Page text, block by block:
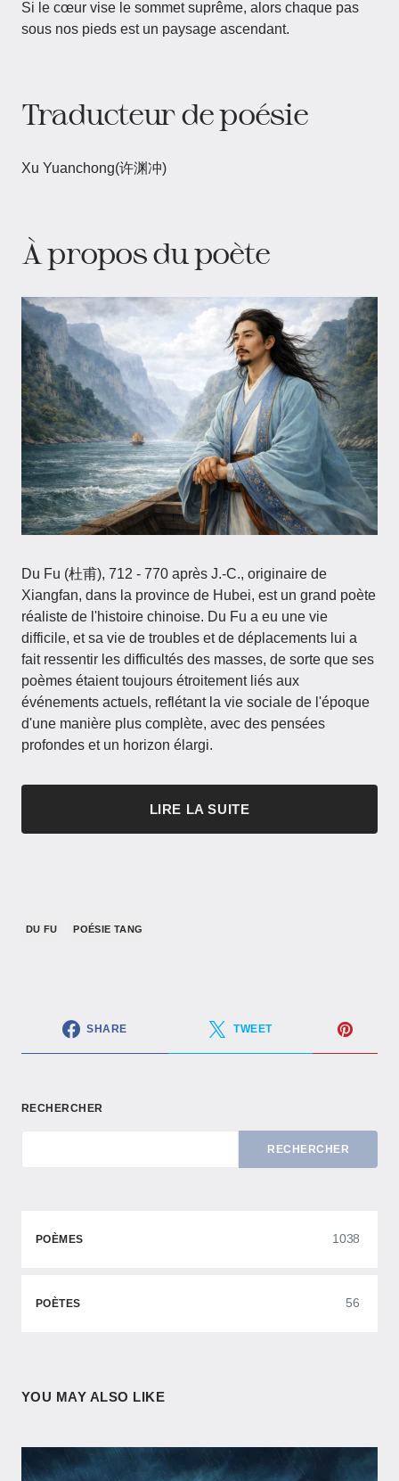
Si le cœur vise le sommet suprême, alors chaque pas
sous nos pieds est un paysage ascendant.
Traducteur de poésie
Xu Yuanchong(许渊冲)
À propos du poète
Du Fu (杜甫), 712 - 770 après J.-C., originaire de
Xiangfan, dans la province de Hubei, est un grand poète
réaliste de l'histoire chinoise. Du Fu a eu une vie
difficile, et sa vie de troubles et de déplacements lui a
fait ressentir les difficultés des masses, de sorte que ses
poèmes étaient toujours étroitement liés aux
événements actuels, reflétant la vie sociale de l'époque
d'une manière plus complète, avec des pensées
profondes et un horizon élargi.
LIRE LA SUITE
DU FU POÉSIE TANG
SHARE TWEET
RECHERCHER
RECHERCHER
POÈMES 1038
POÈTES 56
YOU MAY ALSO LIKE